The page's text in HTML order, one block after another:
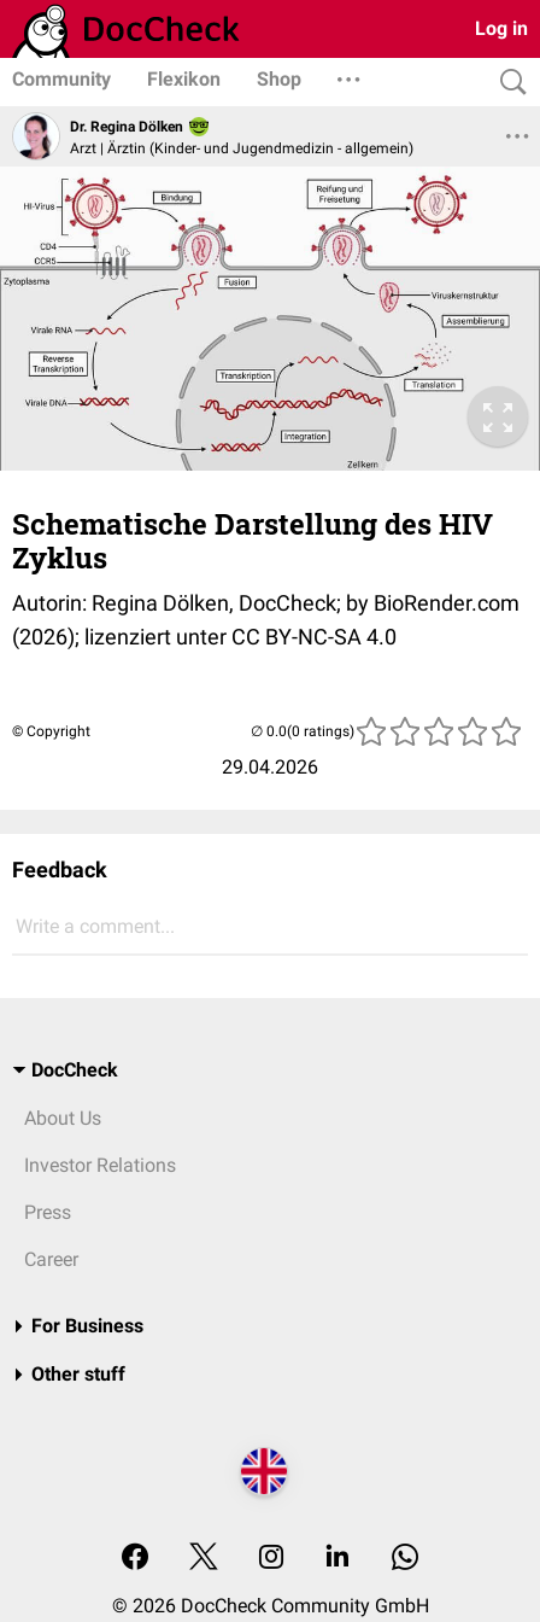
Log in
Community Flexikon Shop
Dr. Regina Dölken
Arzt | Ärztin (Kinder- und Jugendmedizin - allgemein)
Schematische Darstellung des HIV
Zyklus
Autorin: Regina Dölken, DocCheck; by BioRender.com
(2026); lizenziert unter CC BY-NC-SA 4.0
© Copyright
29.04.2026
(0 ratings)
Feedback
Write a comment...
DocCheck
About Us
Investor Relations
Press
Career
For Business
Other stuff
© 2026 DocCheck Community GmbH